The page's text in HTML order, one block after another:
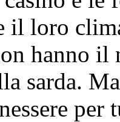
il loro
hanno
sarda.